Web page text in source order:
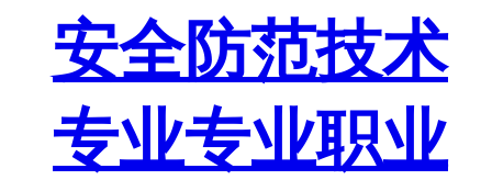
安全防范技术
专业专业职业